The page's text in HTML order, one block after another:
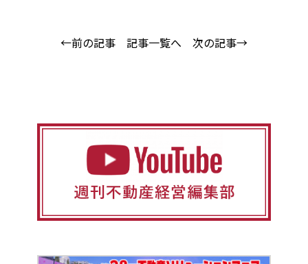
←前の記事 記事一覧へ 次の記事→